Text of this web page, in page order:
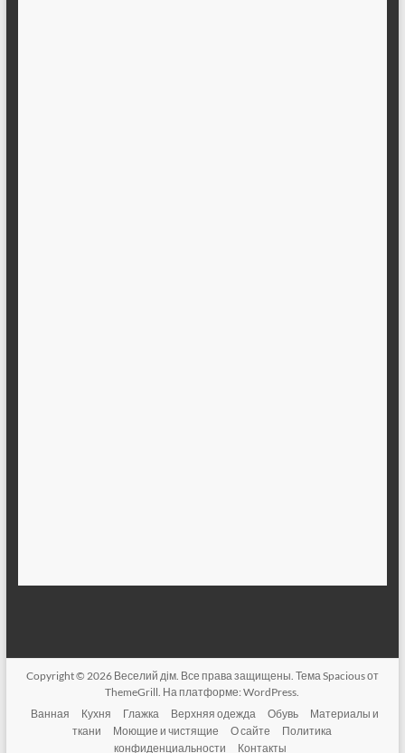
Copyright © 2026 Веселий дім. Все права защищены. ТемаSpaciousот
ThemeGrill. На платформе:WordPress.
Ванная
Кухня Глажка Верхняя одежда Обувь
Материалы и
ткани
Моющие и чистящие О сайте
Политика
конфиденциальности
Контакты